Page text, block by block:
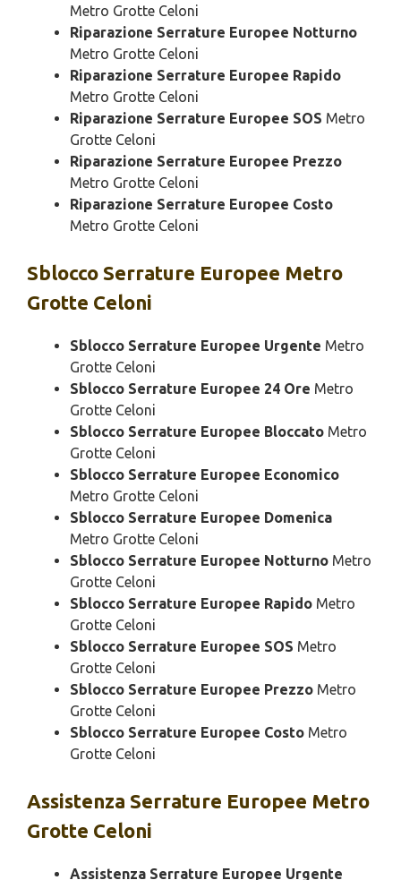
Metro Grotte Celoni
Riparazione Serrature Europee Notturno
Metro Grotte Celoni
Riparazione Serrature Europee Rapido
Metro Grotte Celoni
Riparazione Serrature Europee SOS Metro
Grotte Celoni
Riparazione Serrature Europee Prezzo
Metro Grotte Celoni
Riparazione Serrature Europee Costo
Metro Grotte Celoni
Sblocco Serrature Europee Metro
Grotte Celoni
Sblocco Serrature Europee Urgente Metro
Grotte Celoni
Sblocco Serrature Europee 24 Ore Metro
Grotte Celoni
Sblocco Serrature Europee Bloccato Metro
Grotte Celoni
Sblocco Serrature Europee Economico
Metro Grotte Celoni
Sblocco Serrature Europee Domenica
Metro Grotte Celoni
Sblocco Serrature Europee Notturno Metro
Grotte Celoni
Sblocco Serrature Europee Rapido Metro
Grotte Celoni
Sblocco Serrature Europee SOS Metro
Grotte Celoni
Sblocco Serrature Europee Prezzo Metro
Grotte Celoni
Sblocco Serrature Europee Costo Metro
Grotte Celoni
Assistenza Serrature Europee Metro
Grotte Celoni
Assistenza Serrature Europee Urgente